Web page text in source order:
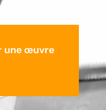
une œuvre